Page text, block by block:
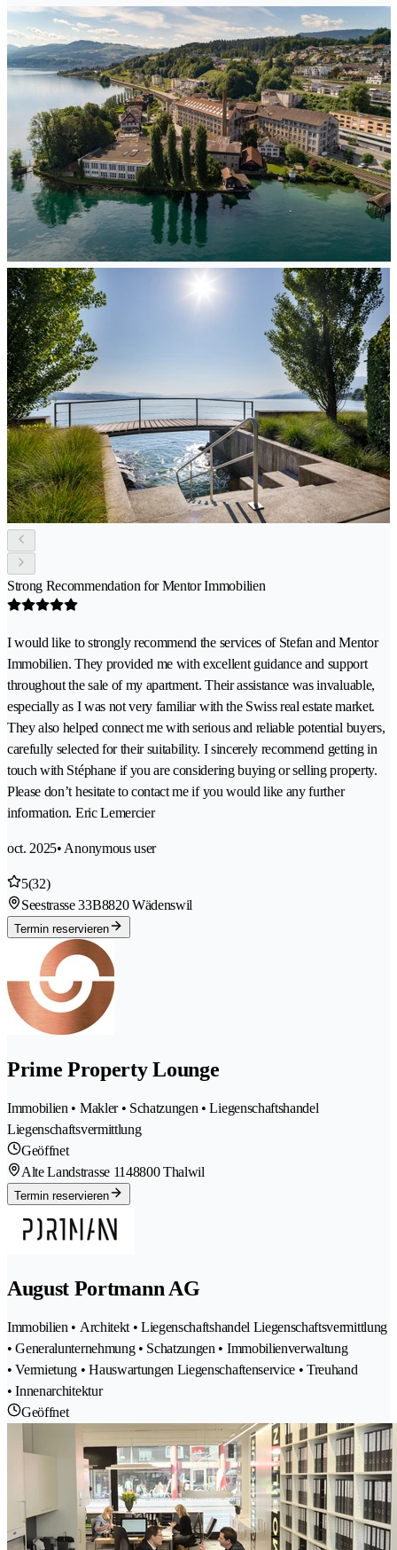
Strong Recommendation for Mentor Immobilien
I would like to strongly recommend the services of Stefan and Mentor
Immobilien. They provided me with excellent guidance and support
throughout the sale of my apartment. Their assistance was invaluable,
especially as I was not very familiar with the Swiss real estate market.
They also helped connect me with serious and reliable potential buyers,
carefully selected for their suitability. I sincerely recommend getting in
touch with Stéphane if you are considering buying or selling property.
Please don’t hesitate to contact me if you would like any further
information. Eric Lemercier
oct. 2025• Anonymous user
5(32)
Seestrasse 33B8820 Wädenswil
Termin reservieren
Prime Property Lounge
Immobilien • Makler • Schatzungen • Liegenschaftshandel
Liegenschaftsvermittlung
Geöffnet
Alte Landstrasse 1148800 Thalwil
Termin reservieren
August Portmann AG
Immobilien • Architekt • Liegenschaftshandel Liegenschaftsvermittlung
• Generalunternehmung • Schatzungen • Immobilienverwaltung
• Vermietung • Hauswartungen Liegenschaftenservice • Treuhand
• Innenarchitektur
Geöffnet